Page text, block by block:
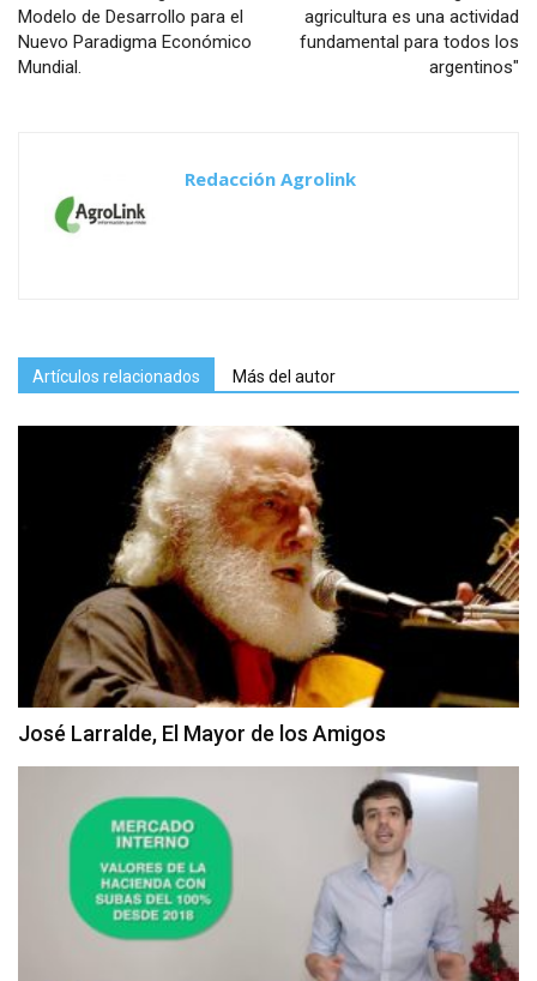
Modelo de Desarrollo para el
Nuevo Paradigma Económico
Mundial.
agricultura es una actividad
fundamental para todos los
argentinos"
Redacción Agrolink
Artículos relacionados Más del autor
José Larralde, El Mayor de los Amigos